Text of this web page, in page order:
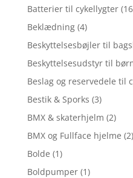
Batterier til cykellygter
Beklædning (4)
Beskyttelsesbøjler til
Beskyttelsesudstyr til
Beslag og reservedele til
Bestik & Sporks (3)
BMX & skaterhjelm (2)
BMX og Fullface hjelme (2)
Bolde (1)
Boldpumper (1)